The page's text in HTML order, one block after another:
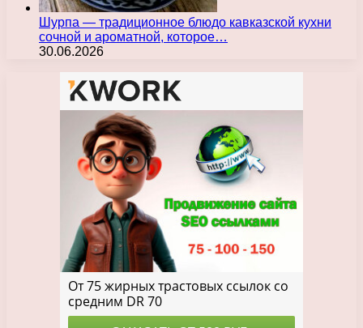
Шурпа — традиционное блюдо кавказской кухни
сочной и ароматной, которое…
30.06.2026